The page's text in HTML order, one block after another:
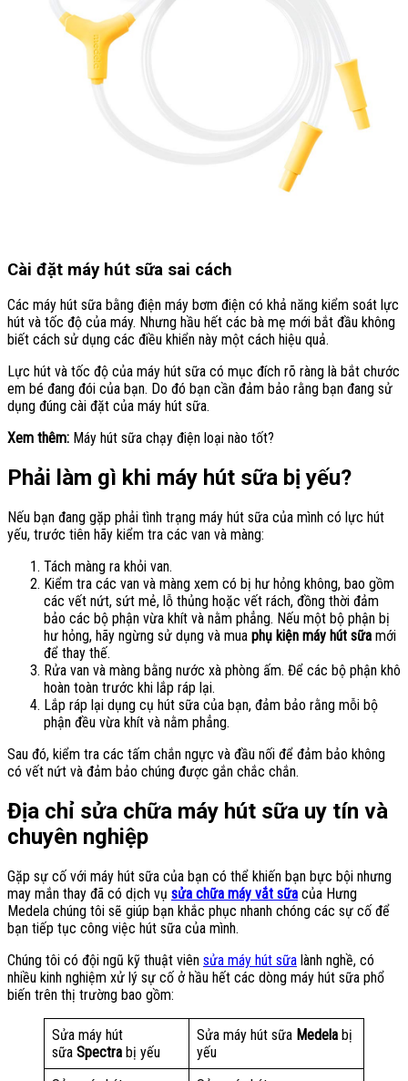
Cài đặt máy hút sữa sai cách
Các máy hút sữa bằng điện máy bơm điện có khả năng kiểm soát lực
hút và tốc độ của máy. Nhưng hầu hết các bà mẹ mới bắt đầu không
biết cách sử dụng các điều khiển này một cách hiệu quả.
Lực hút và tốc độ của máy hút sữa có mục đích rõ ràng là bắt chước
em bé đang đói của bạn. Do đó bạn cần đảm bảo rằng bạn đang sử
dụng đúng cài đặt của máy hút sữa.
Xem thêm: Máy hút sữa chạy điện loại nào tốt?
Phải làm gì khi máy hút sữa bị yếu?
Nếu bạn đang gặp phải tình trạng máy hút sữa của mình có lực hút
yếu, trước tiên hãy kiểm tra các van và màng:
Tách màng ra khỏi van.
Kiểm tra các van và màng xem có bị hư hỏng không, bao gồm
các vết nứt, sứt mẻ, lỗ thủng hoặc vết rách, đồng thời đảm
bảo các bộ phận vừa khít và nằm phẳng. Nếu một bộ phận bị
hư hỏng, hãy ngừng sử dụng và mua phụ kiện máy hút sữa mới
để thay thế.
Rửa van và màng bằng nước xà phòng ấm. Để các bộ phận khô
hoàn toàn trước khi lắp ráp lại.
Lắp ráp lại dụng cụ hút sữa của bạn, đảm bảo rằng mỗi bộ
phận đều vừa khít và nằm phẳng.
Sau đó, kiểm tra các tấm chắn ngực và đầu nối để đảm bảo không
có vết nứt và đảm bảo chúng được gắn chắc chắn.
Địa chỉ sửa chữa máy hút sữa uy tín và
chuyên nghiệp
Gặp sự cố với máy hút sữa của bạn có thể khiến bạn bực bội nhưng
may mắn thay đã có dịch vụ sửa chữa máy vắt sữa của Hưng
Medela chúng tôi sẽ giúp bạn khắc phục nhanh chóng các sự cố để
bạn tiếp tục công việc hút sữa của mình.
Chúng tôi có đội ngũ kỹ thuật viên sửa máy hút sữa lành nghề, có
nhiều kinh nghiệm xử lý sự cố ở hầu hết các dòng máy hút sữa phổ
biến trên thị trường bao gồm:
Sửa máy hút
sữa Spectra bị yếu
Sửa máy hút sữa Medela bị
yếu